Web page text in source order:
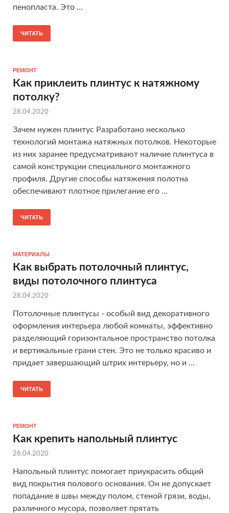
пенопласта. Это ...
ЧИТАТЬ
РЕМОНТ
Как приклеить плинтус к натяжному
потолку?
28.04.2020
Зачем нужен плинтус Разработано несколько
технологий монтажа натяжных потолков. Некоторые
из них заранее предусматривают наличие плинтуса в
самой конструкции специального монтажного
профиля. Другие способы натяжения полотна
обеспечивают плотное прилегание его ...
ЧИТАТЬ
МАТЕРИАЛЫ
Как выбрать потолочный плинтус,
виды потолочного плинтуса
28.04.2020
Потолочные плинтусы - особый вид декоративного
оформления интерьера любой комнаты, эффективно
разделяющий горизонтальное пространство потолка
и вертикальные грани стен. Это не только красиво и
придает завершающий штрих интерьеру, но и ...
ЧИТАТЬ
РЕМОНТ
Как крепить напольный плинтус
28.04.2020
Напольный плинтус помогает приукрасить общий
вид покрытия полового основания. Он не допускает
попадание в швы между полом, стеной грязи, воды,
различного мусора, позволяет прятать